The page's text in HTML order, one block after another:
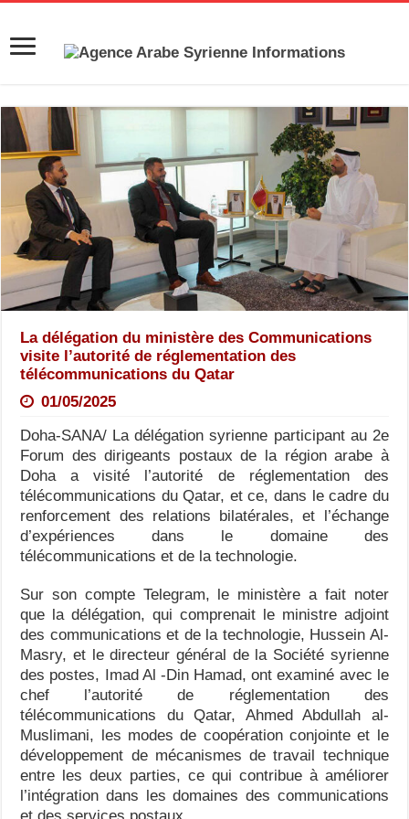
La délégation du ministère des Communications
visite l’autorité de réglementation des
télécommunications du Qatar
01/05/2025
Doha-SANA/ La délégation syrienne participant au 2e
Forum des dirigeants postaux de la région arabe à
Doha a visité l’autorité de réglementation des
télécommunications du Qatar, et ce, dans le cadre du
renforcement des relations bilatérales, et l’échange
d’expériences dans le domaine des
télécommunications et de la technologie.
Sur son compte Telegram, le ministère a fait noter
que la délégation, qui comprenait le ministre adjoint
des communications et de la technologie, Hussein Al-
Masry, et le directeur général de la Société syrienne
des postes, Imad Al -Din Hamad, ont examiné avec le
chef l’autorité de réglementation des
télécommunications du Qatar, Ahmed Abdullah al-
Muslimani, les modes de coopération conjointe et le
développement de mécanismes de travail technique
entre les deux parties, ce qui contribue à améliorer
l’intégration dans les domaines des communications